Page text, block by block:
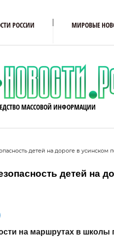
РОССИИ МИРОВЫЕ
МАССОВОЙ ИНФОРМАЦИИ
детей на дороге в усинском
детей на
на маршрутах в